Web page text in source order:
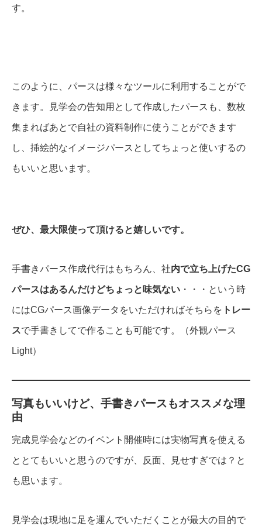
す。
​このように、パースは様々なツールに利用することがで
きます。見学会の告知用として作成したパースも、数枚
集まればあとで自社の資料制作に使うことができます
し、挿絵的なイメージパースとしてちょっと使いするの
もいいと思います。
ぜひ、最大限使って頂けると嬉しいです。
手書きパース作成代行はもちろん、社内で立ち上げたCG
パースはあるんだけどちょっと味気ない ・・・という時
にはCGパース画像データをいただければそちらを トレー
スで手書きしてで作ることも可能です。（外観パース
Light）
写真もいいけど、手書きパースもオススメな理
由
完成見学会などのイベント開催時には実物写真を使える
ととてもいいと思うのですが、反面、見せすぎでは？と
も思います。
見学会は現地に足を運んでいただくことが最大の目的で